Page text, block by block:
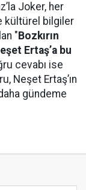
Joker, her
kültürel bilgiler
"Bozkırın
Ertaş’a bu
cevabı ise
Neşet Ertaş’ın
gündeme